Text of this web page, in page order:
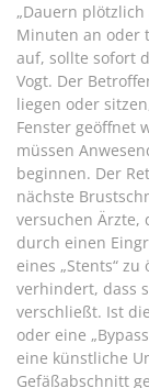
„Dauern
Minuten an oder
auf, sollte sofort
Vogt. Der
liegen oder
Fenster geöffnet
müssen
beginnen. Der
nächste
versuchen Ärzte,
durch einen
eines „Stents“
verhindert, dass
verschließt. Ist
oder eine
eine künstliche
Gefäßabschnitt